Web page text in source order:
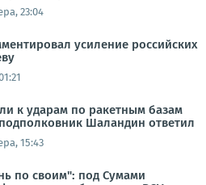
23:04
усиление российских
к ударам по ракетным базам
Шаландин ответил
15:43
по своим": под Сумами